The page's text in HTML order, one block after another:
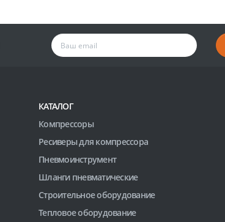
КАТАЛОГ
Компрессоры
Ресиверы для компрессора
Пневмоинструмент
Шланги пневматические
Строительное оборудование
Тепловое оборудование